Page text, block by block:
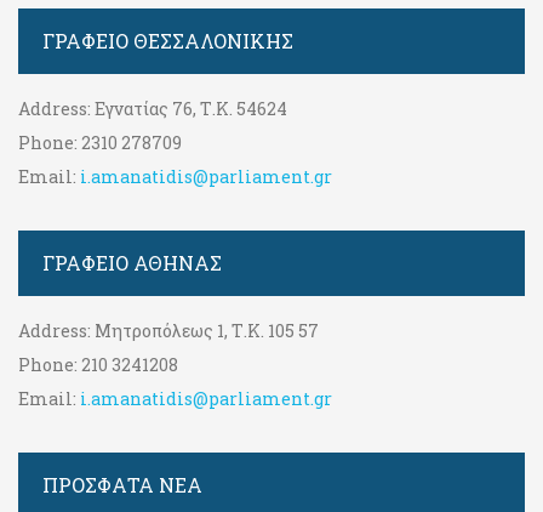
ΓΡΑΦΕΊΟ ΘΕΣΣΑΛΟΝΊΚΗΣ
Address: Εγνατίας 76, Τ.Κ. 54624
Phone: 2310 278709
Email: i.amanatidis@parliament.gr
ΓΡΑΦΕΊΟ ΑΘΉΝΑΣ
Address: Μητροπόλεως 1, Τ.Κ. 105 57
Phone: 210 3241208
Email: i.amanatidis@parliament.gr
ΠΡΟΣΦΑΤΑ ΝΕΑ